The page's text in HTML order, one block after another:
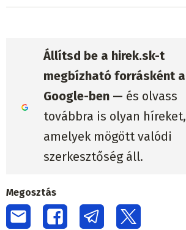
Állítsd be a hirek.sk-t
megbízható forrásként a
Google-ben — és olvass
továbbra is olyan híreket,
amelyek mögött valódi
szerkesztőség áll.
Megosztás